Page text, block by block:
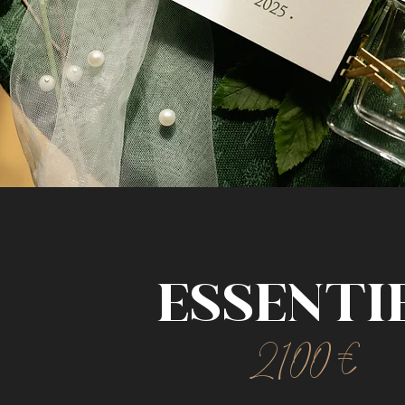
2100 €